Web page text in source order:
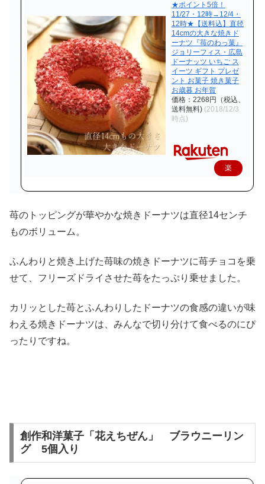
★ポイント5倍！
11/27・12時→12/4・
12時★【送料込】直径
14cmの大きな焼きド
ーナツ『苺のわっ菓』
ジョリーフィス・広島
ドーナッツ いちご ス
イーツ ギフト プレゼ
ント お菓子 焼き菓子
お歳暮 お年賀
価格：2268円（税込、
送料無料) (2018/12/3
時点)
楽
購
苺のトッピングが華やかな焼きドーナツは直径14センチ
ものボリューム。
ふんわりと焼き上げた苺味の焼きドーナツに苺チョコを乗
せて、フリーズドライさせた苺をたっぷり乗せました。
カリッとした苺とふんわりしたドーナツの食感の違いが味
わえる焼きドーナツは、みんなで切り分けて食べるのにぴ
ったりですね。
創作和洋菓子「花えちぜん」 ブラウニーリン
グ 5個入り